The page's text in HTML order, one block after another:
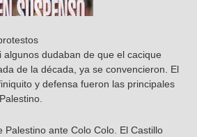
dudaban de que el cacique
de la década, ya se convencieron. El
y defensa fueron las principales
Palestino ante Colo Colo. El Castillo